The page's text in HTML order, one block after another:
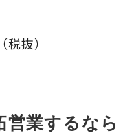
税抜）
営業するなら